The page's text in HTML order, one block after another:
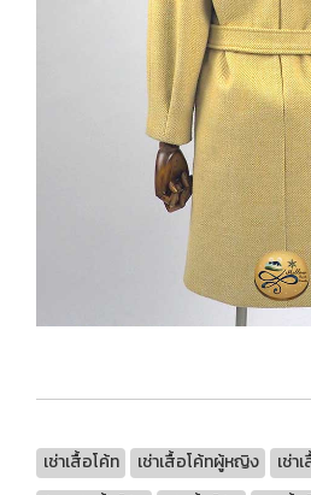
เช่าเสื้อโค้ท เช่าเสื้อโค้ทผู้หญิง
เช่า